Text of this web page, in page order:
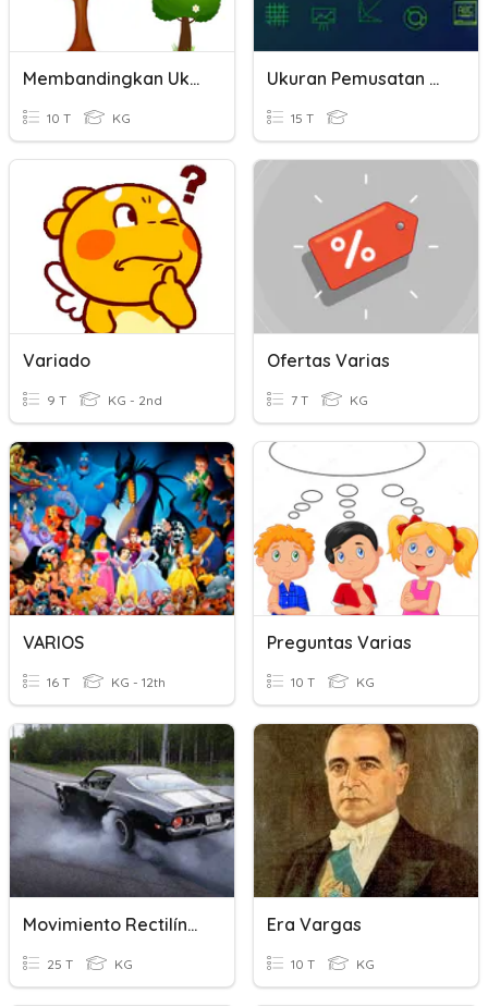
Membandingkan Ukuran Benda
10 T KG
Ukuran Pemusatan Dan Penyebaran Data
15 T
Variado
9 T KG - 2nd
Ofertas Varias
7 T KG
VARIOS
16 T KG - 12th
Preguntas Varias
10 T KG
Movimiento Rectilíneo Uniformemente Variado
25 T KG
Era Vargas
10 T KG